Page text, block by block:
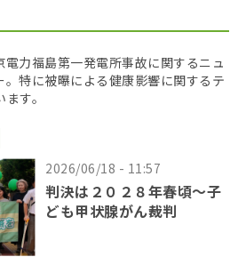
力福島第一発電所事故に関するニュ
。特に被曝による健康影響に関するテ
す。
2026/06/18 - 11:57
判決は２０２８年春頃〜子
ども甲状腺がん裁判